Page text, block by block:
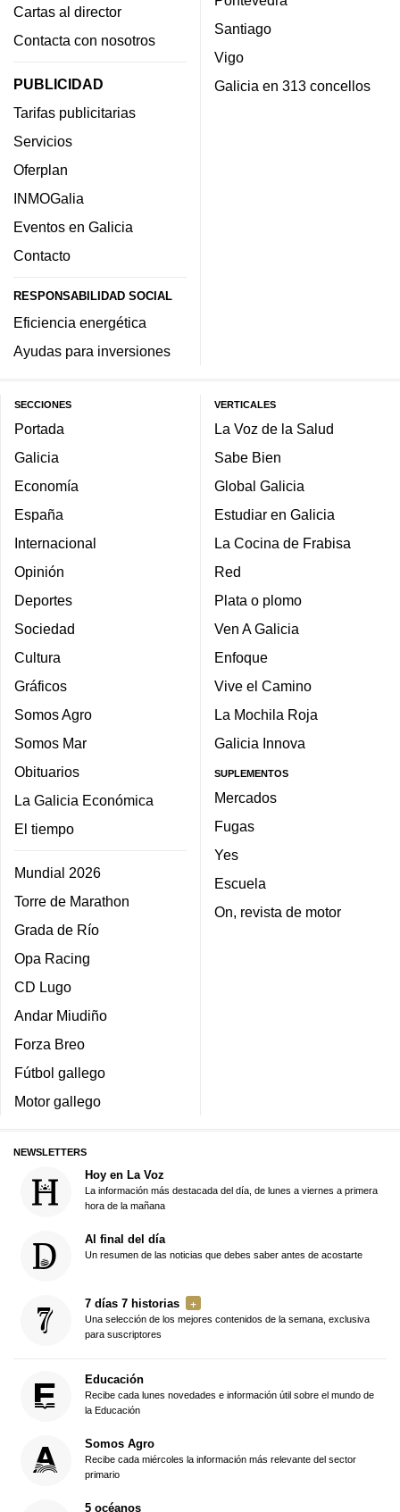
Cartas al director
Contacta con nosotros
PUBLICIDAD
Tarifas publicitarias
Servicios
Oferplan
INMOGalia
Eventos en Galicia
Contacto
RESPONSABILIDAD SOCIAL
Eficiencia energética
Ayudas para inversiones
Santiago
Vigo
Galicia en 313 concellos
SECCIONES
Portada
Galicia
Economía
España
Internacional
Opinión
Deportes
Sociedad
Cultura
Gráficos
Somos Agro
Somos Mar
Obituarios
La Galicia Económica
El tiempo
Mundial 2026
Torre de Marathon
Grada de Río
Opa Racing
CD Lugo
Andar Miudiño
Forza Breo
Fútbol gallego
Motor gallego
VERTICALES
La Voz de la Salud
Sabe Bien
Global Galicia
Estudiar en Galicia
La Cocina de Frabisa
Red
Plata o plomo
Ven A Galicia
Enfoque
Vive el Camino
La Mochila Roja
Galicia Innova
SUPLEMENTOS
Mercados
Fugas
Yes
Escuela
On, revista de motor
NEWSLETTERS
Hoy en La Voz
La información más destacada del día, de lunes a viernes a primera
hora de la mañana
Al final del día
Un resumen de las noticias que debes saber antes de acostarte
7 días 7 historias
Una selección de los mejores contenidos de la semana, exclusiva
para suscriptores
Educación
Recibe cada lunes novedades e información útil sobre el mundo de
la Educación
Somos Agro
Recibe cada miércoles la información más relevante del sector
primario
5 océanos